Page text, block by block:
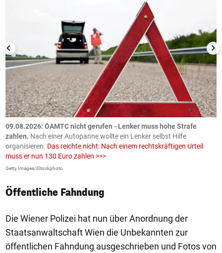
09.08.2026: ÖAMTC nicht gerufen - Lenker muss hohe Strafe
zahlen. Nach einer Autopanne wollte ein Lenker selbst Hilfe
organisieren. Das reichte nicht: Nach einem rechtskräftigen Urteil
muss er nun 130 Euro zahlen >>>
Getty Images/iStockphoto
Öffentliche Fahndung
Die Wiener Polizei hat nun über Anordnung der
Staatsanwaltschaft Wien die Unbekannten zur
öffentlichen Fahndung ausgeschrieben und Fotos von